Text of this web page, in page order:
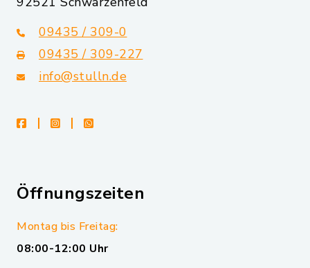
09435 / 309-0
09435 / 309-227
info@stulln.de
facebookinstagramwhatsapp
Öffnungszeiten
Montag bis Freitag:
08:00-12:00 Uhr